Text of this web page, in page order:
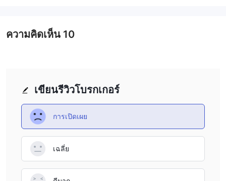
รวมถึงคู่สกุลเงินฟอเร็กซ์ สินค้าโภคภัณฑ์ ดัชนี หุ้น และสกุลเงินดิจิทัล
การเลือกคู่สกุลเงินฟอเร็กซ์ประกอบด้วยคู่สกุลเงินหลัก คู่เงินรอง และคู่
ซื้อขายเช่นกัน นอกจากนี้, TradeFills เสนอการซื้อขาย cfd ในสกุลเงิน
ดิจิทัลที่เป็นที่รู้จักมากที่สุด เช่น bitcoin, ethereum, litecoin และ
ประเภทบัญชี
มีบัญชีสี่ประเภทให้เลือก ได้แก่ บัญชี micro, standard, professional
การซื้อขายที่แตกต่างกันไป นักเทรดสามารถเลือกประเภทบัญชีที่
เขียนรีวิวโบรกเกอร์
การเปิดเผย
เฉลี่ย
ความคิดเห็น 10